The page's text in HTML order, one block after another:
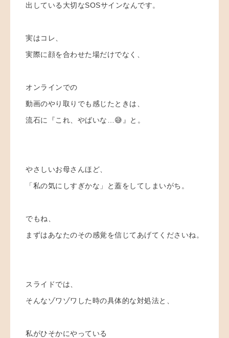
出している大切なSOSサインなんです。
実はコレ、
実際に顔を合わせた場だけでなく、
オンラインでの
動画のやり取りでも感じたときは、
流石に『これ、やばいな…😅』と。
やさしいお母さんほど、
「私の気にしすぎかな」と蓋をしてしまいがち。
でもね、
まずはあなたのその感覚を信じてあげてくださいね。
スライドでは、
そんなゾワゾワした時の具体的な対処法と、
私がひそかにやっている